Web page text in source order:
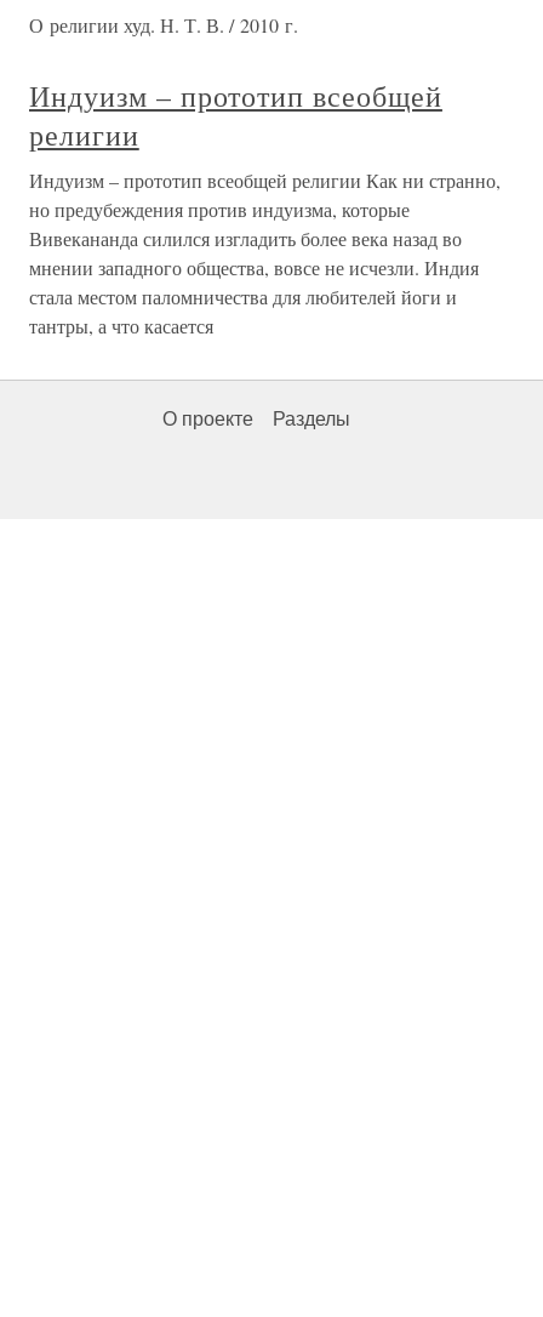
О религии худ. Н. Т. В. / 2010 г.
Индуизм – прототип всеобщей
религии
Индуизм – прототип всеобщей религии Как ни странно,
но предубеждения против индуизма, которые
Вивекананда силился изгладить более века назад во
мнении западного общества, вовсе не исчезли. Индия
стала местом паломничества для любителей йоги и
тантры, а что касается
О проекте Разделы